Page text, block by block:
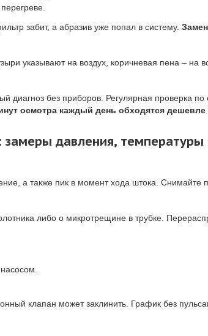
забит, а абразив уже попал в систему.
указывают на воздух, коричневая пена – на
диагноз без приборов. Регулярная проверка
осмотра каждый день обходятся дешевле
давления, температуры
а также пик в момент хода штока.
либо о микротрещине в трубке.
клапан может заклинить. График без